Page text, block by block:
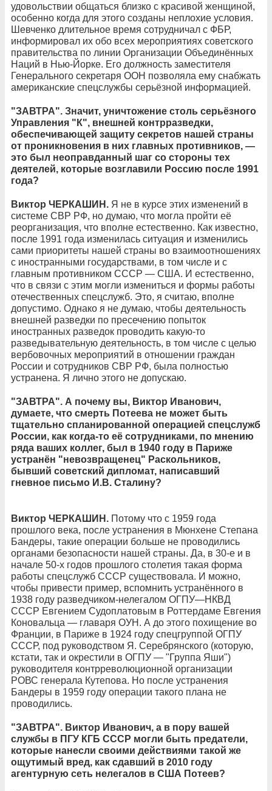
удовольствии общаться близко с красивой женщиной,
особенно когда для этого созданы неплохие условия.
Шевченко длительное время сотрудничал с ФБР,
информировал их обо всех мероприятиях советского
правительства по линии Организации Объединённых
Наций в Нью-Йорке. Его должность заместителя
Генерального секретаря ООН позволяла ему снабжать
американские спецслужбы серьёзной информацией.
"ЗАВТРА". Значит, уничтожение столь серьёзного
Управления "К", внешней контрразведки,
обеспечивающей защиту секретов нашей страны
от проникновения в них главных противников, —
это был неоправданный шаг со стороны тех
деятелей, которые возглавили Россию после 1991
года?
Виктор ЧЕРКАШИН. Я не в курсе этих изменений в
системе СВР РФ, но думаю, что могла пройти её
реорганизация, что вполне естественно. Как известно,
после 1991 года изменилась ситуация и изменились
сами приоритеты нашей страны во взаимоотношениях
с иностранными государствами, в том числе и с
главным противником СССР — США. И естественно,
что в связи с этим могли измениться и формы работы
отечественных спецслужб. Это, я считаю, вполне
допустимо. Однако я не думаю, чтобы деятельность
внешней разведки по пресечению попыток
иностранных разведок проводить какую-то
разведывательную деятельность, в том числе с целью
вербовочных мероприятий в отношении граждан
России и сотрудников СВР РФ, была полностью
устранена. Я лично этого не допускаю.
"ЗАВТРА". А почему вы, Виктор Иванович,
думаете, что смерть Потеева не может быть
тщательно спланированной операцией спецслужб
России, как когда-то её сотрудниками, по мнению
ряда ваших коллег, был в 1940 году в Париже
устранён "невозвращенец" Раскольников,
бывший советский дипломат, написавший
гневное письмо И.В. Сталину?
Виктор ЧЕРКАШИН. Потому что с 1959 года
прошлого века, после устранения в Мюнхене Степана
Бандеры, такие операции больше не проводились
органами безопасности нашей страны. Да, в 30-е и в
начале 50-х годов прошлого столетия такая форма
работы спецслужб СССР существовала. И можно,
чтобы привести пример, вспомнить устранённого в
1938 году разведчиком-нелегалом ОГПУ—НКВД
СССР Евгением Судоплатовым в Роттердаме Евгения
Коновальца — главаря ОУН. А до этого похищение во
Франции, в Париже в 1924 году спецгруппой ОГПУ
СССР, под руководством Я. Серебрянского (которую,
кстати, так и окрестили в ОГПУ — "Группа Яши")
руководителя контрреволюционной организации
РОВС генерала Кутепова. Но после устранения
Бандеры в 1959 году операции такого плана не
проводились.
"ЗАВТРА". Виктор Иванович, а в пору вашей
службы в ПГУ КГБ СССР могли быть предатели,
которые нанесли своими действиями такой же
ощутимый вред, как сдавший в 2010 году
агентурную сеть нелегалов в США Потеев?